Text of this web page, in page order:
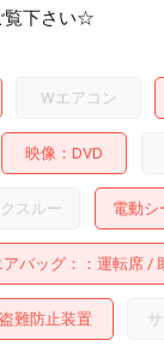
覧下さい☆
Wエアコン
映像 DVD
スルー 電動シ
アバッグ： 運転席
盗難防止装置